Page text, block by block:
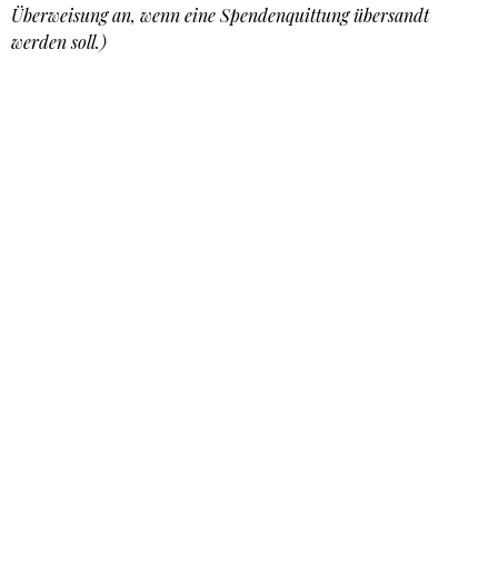
Überweisung an, wenn eine Spendenquittung übersandt
werden soll.)